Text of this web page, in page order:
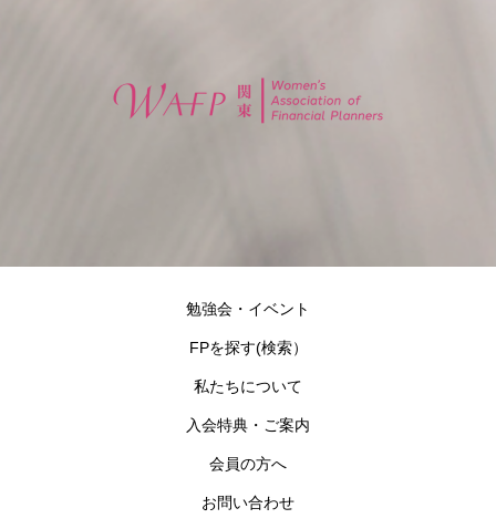
勉強会・イベント
FPを探す(検索）
私たちについて
入会特典・ご案内
会員の方へ
お問い合わせ